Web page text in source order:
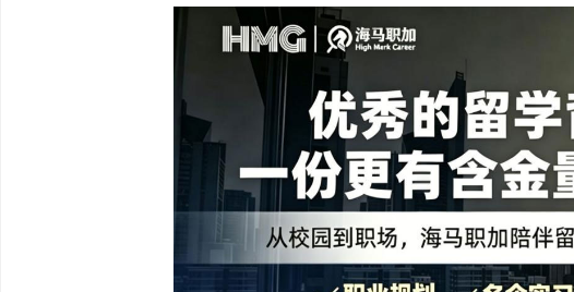
FAQ1：建议毕业前 10–12 个月启动，赶上国内秋
FAQ2：毕业前 6 个月左右是春招补录，岗位变少
FAQ3：英港澳一年制硕可在入学初期就准备简历